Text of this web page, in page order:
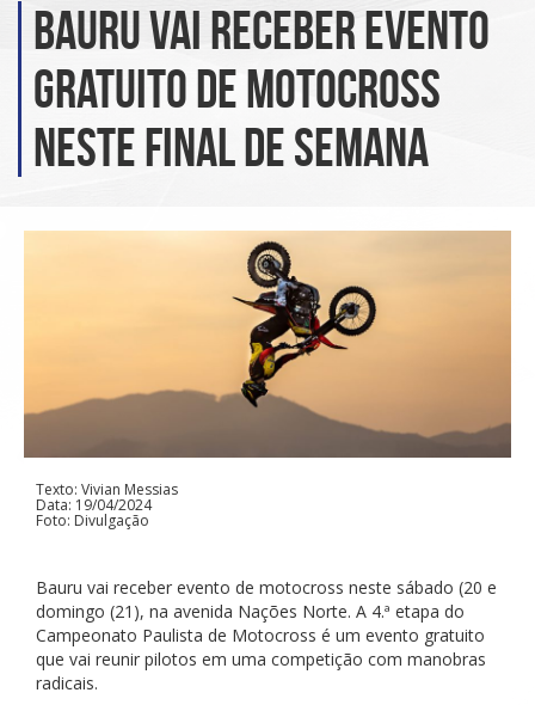
Bauru vai receber evento
gratuito de motocross
neste final de semana
Texto: Vivian Messias
Data: 19/04/2024
Foto: Divulgação
Bauru vai receber evento de motocross neste sábado (20 e
domingo (21), na avenida Nações Norte. A 4.ª etapa do
Campeonato Paulista de Motocross é um evento gratuito
que vai reunir pilotos em uma competição com manobras
radicais.